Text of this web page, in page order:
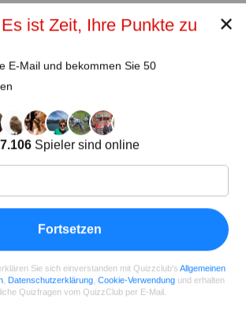
Teilenauf Facebook
✕
ist Zeit, Ihre Punkte zu
E-Mail und bekommen Sie 50
7.106Spieler sind online
Fortsetzen
Sie sich einverstanden mit Quizzclub's Allgemeinen
Datenschutzerklärung Cookie-Verwendung und erhalten
Quizfragen vom QuizzClub per E-Mail.